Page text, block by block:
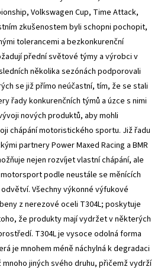
Volkswagen Cup, Time Attack,
zkušenostem byli schopni pochopit,
tolerancemi a bezkonkurenční
přední světové týmy a výrobci v
několika sezónách podporovali
se již přímo neúčastní, tím, že se stali
řady konkurenčních týmů a úzce s nimi
nových produktů, aby mohli
chápání motoristického sportu. Již řadu
partnery Power Maxed Racing a BMR
nejen rozvíjet vlastní chápání, ale
podle neustále se měnících
Všechny výkonné výfukové
z nerezové oceli T304L; poskytuje
že produkty mají vydržet v některých
T304L je vysoce odolná forma
je mnohem méně náchylná k degradaci
mnoho jiných svého druhu, přičemž vydrží